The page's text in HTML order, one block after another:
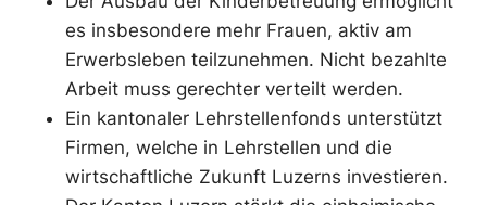
es insbesondere mehr Frauen, aktiv am
Erwerbsleben teilzunehmen. Nicht bezahlte
Arbeit muss gerechter verteilt werden.
Ein kantonaler Lehrstellenfonds unterstützt
Firmen, welche in Lehrstellen und die
wirtschaftliche Zukunft Luzerns investieren.